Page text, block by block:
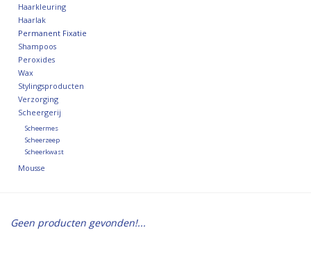
Haarkleuring
Haarlak
Permanent Fixatie
Shampoos
Peroxides
Wax
Stylingsproducten
Verzorging
Scheergerij
Scheermes
Scheerzeep
Scheerkwast
Mousse
Geen producten gevonden!...